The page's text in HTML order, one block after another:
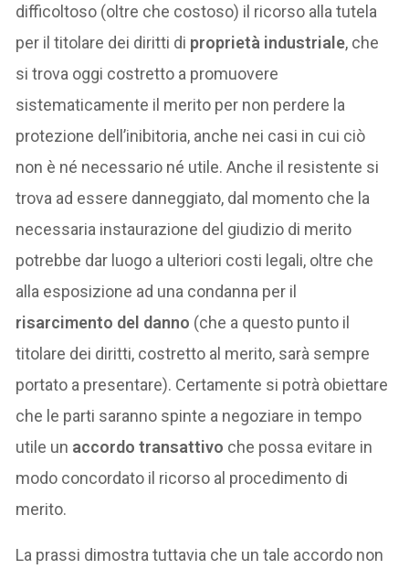
difficoltoso (oltre che costoso) il ricorso alla tutela
per il titolare dei diritti di proprietà industriale, che
si trova oggi costretto a promuovere
sistematicamente il merito per non perdere la
protezione dell’inibitoria, anche nei casi in cui ciò
non è né necessario né utile. Anche il resistente si
trova ad essere danneggiato, dal momento che la
necessaria instaurazione del giudizio di merito
potrebbe dar luogo a ulteriori costi legali, oltre che
alla esposizione ad una condanna per il
risarcimento del danno (che a questo punto il
titolare dei diritti, costretto al merito, sarà sempre
portato a presentare). Certamente si potrà obiettare
che le parti saranno spinte a negoziare in tempo
utile un accordo transattivo che possa evitare in
modo concordato il ricorso al procedimento di
merito.
La prassi dimostra tuttavia che un tale accordo non